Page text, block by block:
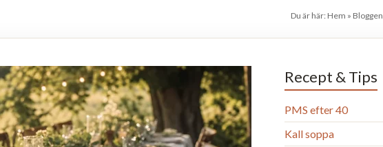
Du är här: Hem » Bloggen
Recept & Tips
PMS efter 40
Kall soppa